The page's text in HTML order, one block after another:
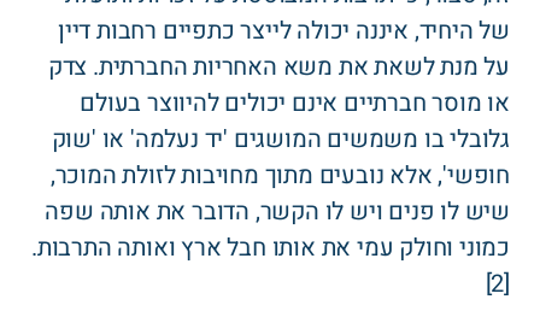
של היחיד, איננה יכולה לייצר כתפיים רחבות דיין
על מנת לשאת את משא האחריות החברתית. צדק
או מוסר חברתיים אינם יכולים להיווצר בעולם
גלובלי בו משמשים המושגים 'יד נעלמה' או 'שוק
חופשי', אלא נובעים מתוך מחויבות לזולת המוכר,
שיש לו פנים ויש לו הקשר, הדובר את אותה שפה
כמוני וחולק עמי את אותו חבל ארץ ואותה התרבות.
[2]